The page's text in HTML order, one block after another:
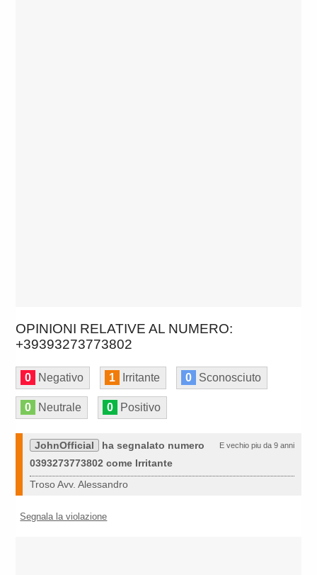
OPINIONI RELATIVE AL NUMERO:
+39393273773802
0 Negativo 1 Irritante 0 Sconosciuto
0 Neutrale 0 Positivo
E vechio piu da 9 anni
JohnOfficial
ha segnalato numero
0393273773802 come Irritante
Troso Avv. Alessandro
Segnala la violazione